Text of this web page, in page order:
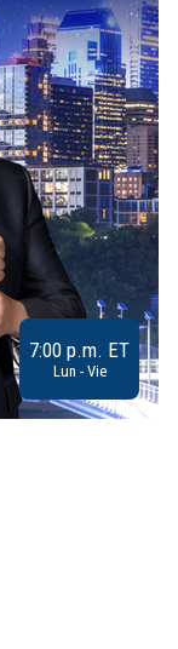
7:00 p.m. ET
Lun - Vie